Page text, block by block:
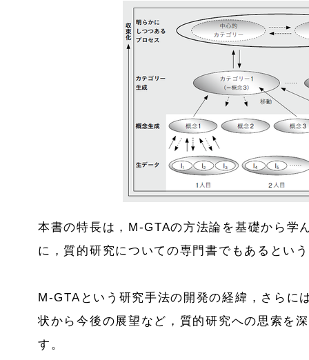
本書の特長は，M-GTAの方法論を基礎から学
に，質的研究についての専門書でもあるとい
M-GTAという研究手法の開発の経緯，さらに
状から今後の展望など，質的研究への思索を
す。